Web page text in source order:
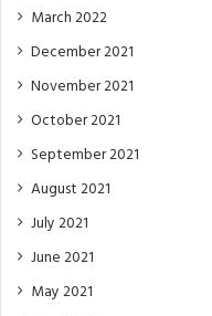
March 2022
December 2021
November 2021
October 2021
September 2021
August 2021
July 2021
June 2021
May 2021